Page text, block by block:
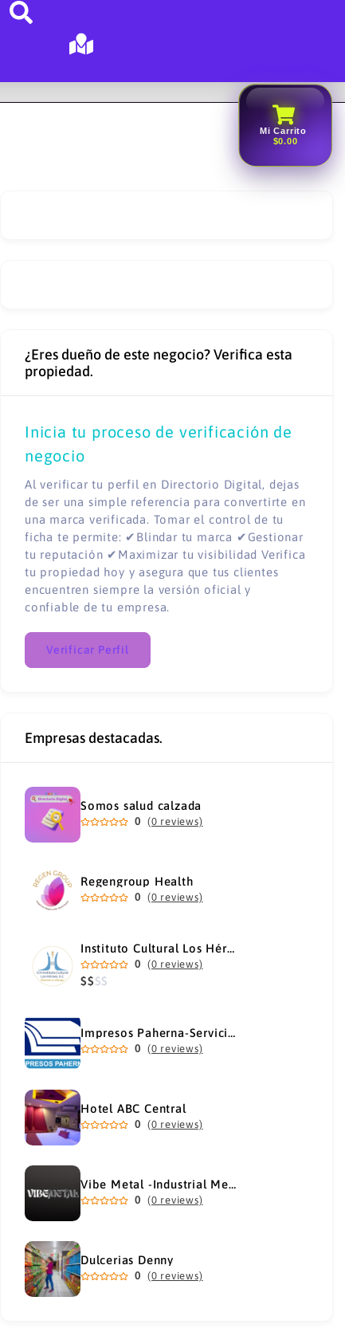
Mi Carrito
$0.00
¿Eres dueño de este negocio? Verifica esta
propiedad.
Inicia tu proceso de verificación de
negocio
Al verificar tu perfil en Directorio Digital, dejas
de ser una simple referencia para convertirte en
una marca verificada. Tomar el control de tu
ficha te permite: ✔Blindar tu marca ✔Gestionar
tu reputación ✔Maximizar tu visibilidad Verifica
tu propiedad hoy y asegura que tus clientes
encuentren siempre la versión oficial y
confiable de tu empresa.
Verificar Perfil
Empresas destacadas.
Somos salud calzada
0 (0 reviews)
Regengroup Health
0 (0 reviews)
Instituto Cultural Los Héroes
0 (0 reviews)
$$$$
Impresos Paherna-Servicios Gráficos Industriales
0 (0 reviews)
Hotel ABC Central
0 (0 reviews)
Vibe Metal -Industrial Metal Supply
0 (0 reviews)
Dulcerias Denny
0 (0 reviews)